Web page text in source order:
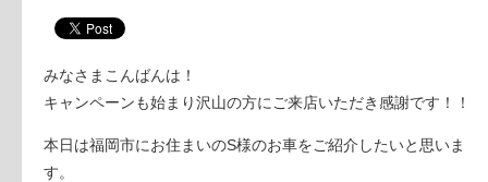
みなさまこんばんは！
キャンペーンも始まり沢山の方にご来店いただき感謝です！！
本日は福岡市にお住まいのS様のお車をご紹介したいと思いま
す。